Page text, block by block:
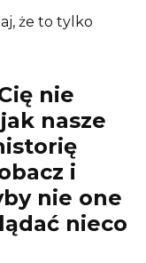
że to tylko
nie
nasze
i
nie one
nieco